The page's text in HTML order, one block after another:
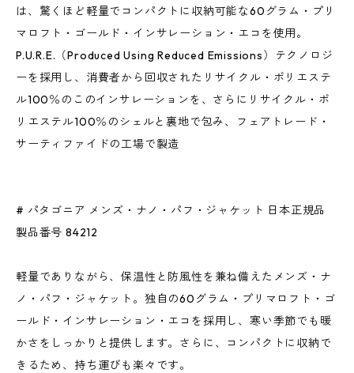
は、驚くほど軽量でコンパクトに収納可能な60グラム・プリ
マロフト・ゴールド・インサレーション・エコを使用。
P.U.R.E.（Produced Using Reduced Emissions）テクノロジ
ーを採用し、消費者から回収されたリサイクル・ポリエステ
ル100％のこのインサレーションを、さらにリサイクル・ポ
リエステル100％のシェルと裏地で包み、フェアトレード・
サーティファイドの工場で製造
# パタゴニア メンズ・ナノ・パフ・ジャケット 日本正規品
製品番号 84212
軽量でありながら、保温性と防風性を兼ね備えたメンズ・ナ
ノ・パフ・ジャケット。独自の60グラム・プリマロフト・ゴ
ールド・インサレーション・エコを採用し、寒い季節でも暖
かさをしっかりと提供します。さらに、コンパクトに収納で
きるため、持ち運びも楽々です。